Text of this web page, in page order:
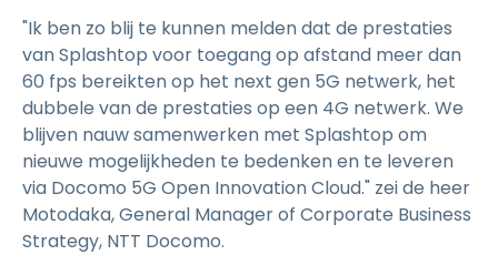
"Ik ben zo blij te kunnen melden dat de prestaties
van Splashtop voor toegang op afstand meer dan
60 fps bereikten op het next gen 5G netwerk, het
dubbele van de prestaties op een 4G netwerk. We
blijven nauw samenwerken met Splashtop om
nieuwe mogelijkheden te bedenken en te leveren
via Docomo 5G Open Innovation Cloud." zei de heer
Motodaka, General Manager of Corporate Business
Strategy, NTT Docomo.